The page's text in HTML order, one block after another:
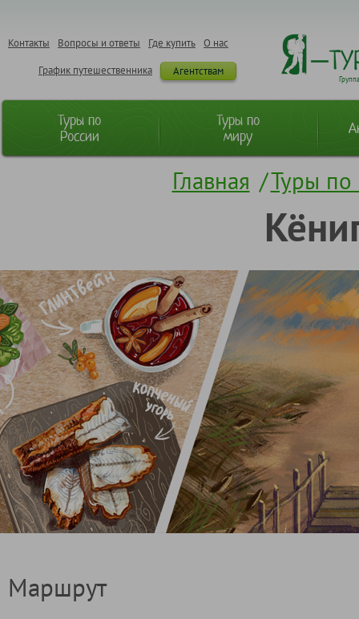
О нас
Где купить
Вопросы и ответы
Контакты
Агентствам
График путешественника
Туры по
России
Туры по
миру
Главная /Туры по
Маршрут